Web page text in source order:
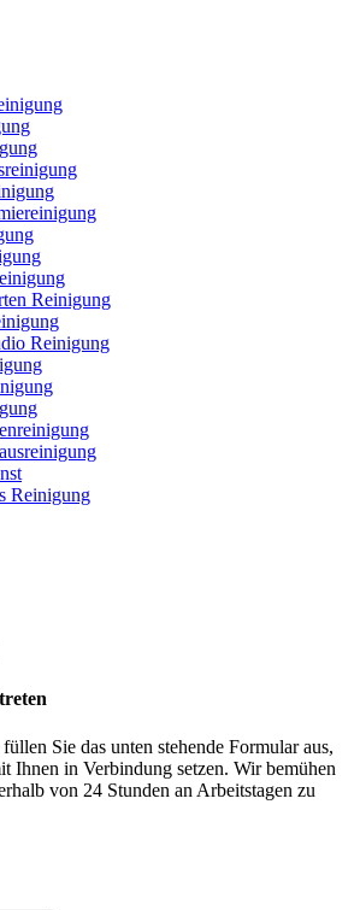
Reinigung
Reinigung
Reinigung
Sie das unten stehende Formular aus,
Ihnen in Verbindung setzen. Wir bemühen
von 24 Stunden an Arbeitstagen zu